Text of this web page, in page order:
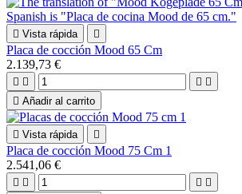
 Vista rápida 
Placa de cocción Mood 65 Cm
2.139,73 €
   
 Añadir al carrito
 Vista rápida 
Placa de cocción Mood 75 Cm 1
2.541,06 €
   